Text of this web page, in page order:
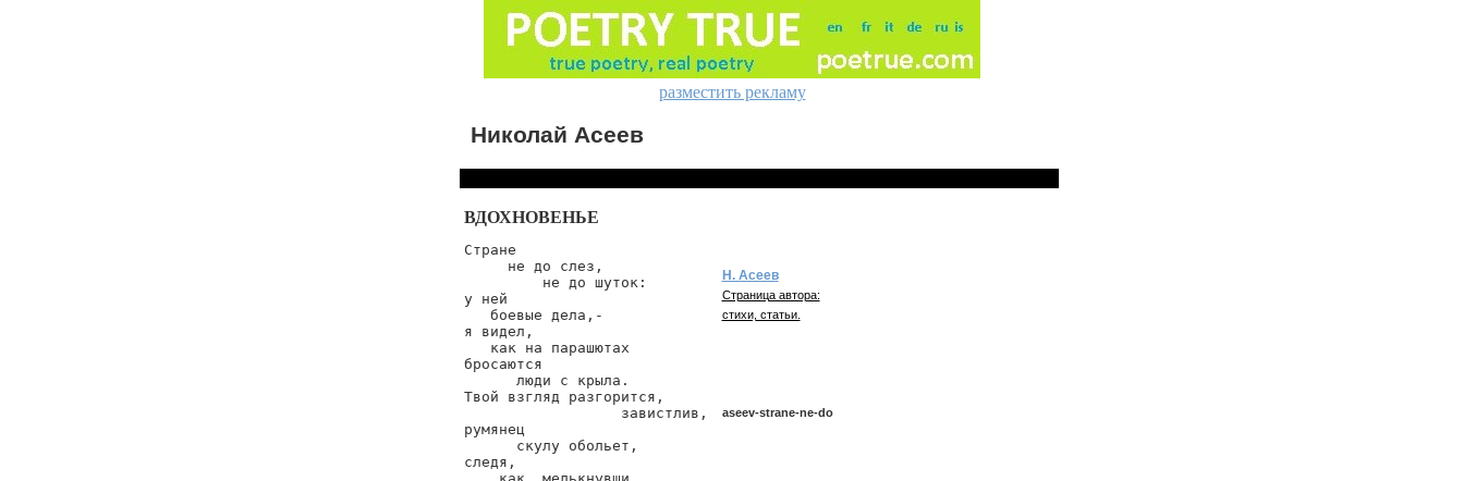
разместить рекламу
Николай Асеев
ВДОХНОВЕНЬЕ
Стране
     не до слез,
         не до шуток:
у ней
   боевые дела,-
я видел,
   как на парашютах
бросаются
      люди с крыла.
Твой взгляд разгорится,
                  завистлив,
румянец
      скулу обольет,
следя,
Н. Асеев
Страница автора:
стихи, статьи.
aseev-strane-ne-do